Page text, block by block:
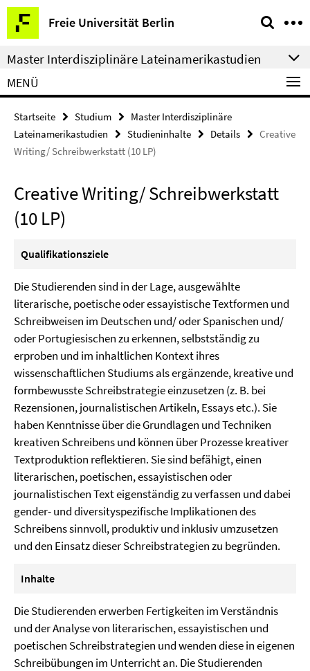
Springe
direkt
zu
Inhalt
Freie Universität Berlin
Service-
Navigation
Master Interdisziplinäre Lateinamerikastudien
MENÜ
Startseite Studium
Master Interdisziplinäre
Lateinamerikastudien
Studieninhalte Details
Creative
Writing/ Schreibwerkstatt (10 LP)
Creative Writing/ Schreibwerkstatt
(10 LP)
Qualifikationsziele
Die Studierenden sind in der Lage, ausgewählte
literarische, poetische oder essayistische Textformen und
Schreibweisen im Deutschen und/ oder Spanischen und/
oder Portugiesischen zu erkennen, selbstständig zu
erproben und im inhaltlichen Kontext ihres
wissenschaftlichen Studiums als ergänzende, kreative und
formbewusste Schreibstrategie einzusetzen (z. B. bei
Rezensionen, journalistischen Artikeln, Essays etc.). Sie
haben Kenntnisse über die Grundlagen und Techniken
kreativen Schreibens und können über Prozesse kreativer
Textproduktion reflektieren. Sie sind befähigt, einen
literarischen, poetischen, essayis­tischen oder
journalistischen Text eigenständig zu verfassen und dabei
gender- und diversityspezifische Implikationen des
Schreibens sinnvoll, produktiv und inklusiv umzusetzen
und den Einsatz dieser Schreibstrategien zu begründen.
Inhalte
Die Studierenden erwerben Fertigkeiten im Verständnis
und der Analyse von literarischen, essayistischen und
poetischen Schreibstrategien und wenden diese in eigenen
Schreibübungen im Unterricht an. Die Studierenden